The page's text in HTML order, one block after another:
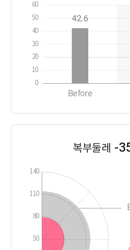
Before
42.6
60
50
40
30
20
10
0
복부둘레 -
140
110
80
50